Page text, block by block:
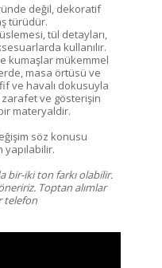
değil, dekoratif
türüdür.
tül detayları,
kullanılır.
kumaşlar mükemmel
masa örtüsü ve
ve havalı dokusuyla
ve gösterişin
materyaldir.
söz konusu
yapılabilir.
bir-iki ton farkı olabilir.
Toptan alımlar
telefon